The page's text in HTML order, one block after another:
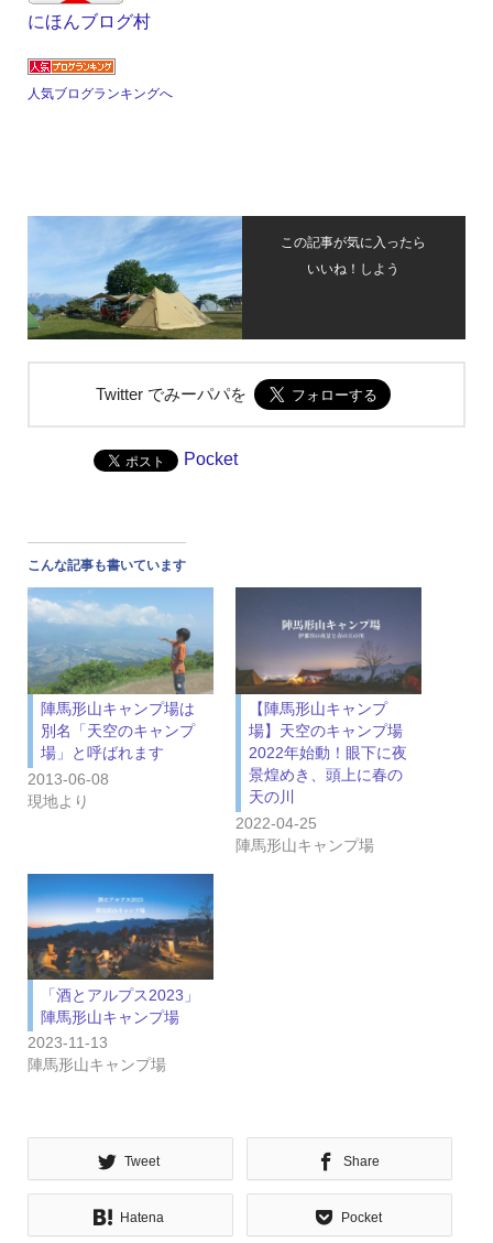
にほんブログ村
人気ブログランキングへ
この記事が気に入ったら
いいね！しよう
Twitter でみーパパを
Pocket
こんな記事も書いています
陣馬形山キャンプ場は
別名「天空のキャンプ
場」と呼ばれます
2013-06-08
現地より
【陣馬形山キャンプ
場】天空のキャンプ場
2022年始動！眼下に夜
景煌めき、頭上に春の
天の川
2022-04-25
陣馬形山キャンプ場
「酒とアルプス2023」
陣馬形山キャンプ場
2023-11-13
陣馬形山キャンプ場
Tweet Share
Hatena Pocket